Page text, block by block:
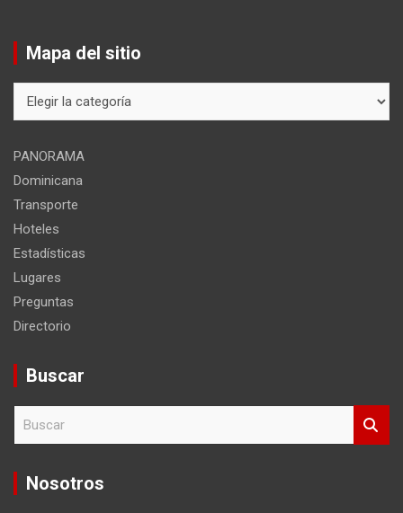
Mapa del sitio
del
PANORAMA
Dominicana
Transporte
Hoteles
Estadísticas
Lugares
Preguntas
Directorio
Buscar
c
Nosotros